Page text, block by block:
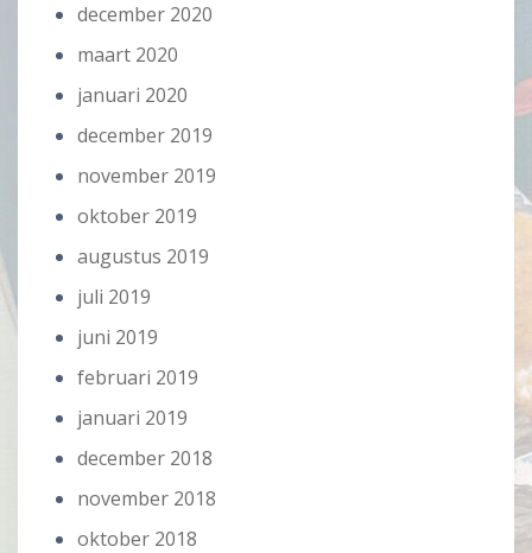
december 2020
maart 2020
januari 2020
december 2019
november 2019
oktober 2019
augustus 2019
juli 2019
juni 2019
februari 2019
januari 2019
december 2018
november 2018
oktober 2018